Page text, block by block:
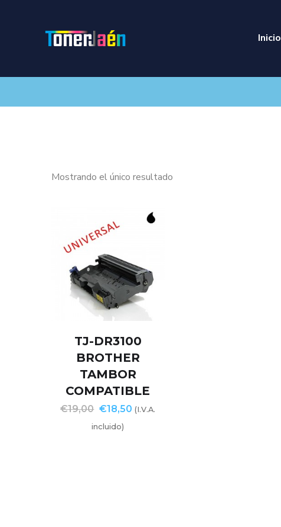
Inicio
Mostrando el único resultado
TJ-DR3100
BROTHER
TAMBOR
COMPATIBLE
€19,00 €18,50 (I.V.A.
incluido)